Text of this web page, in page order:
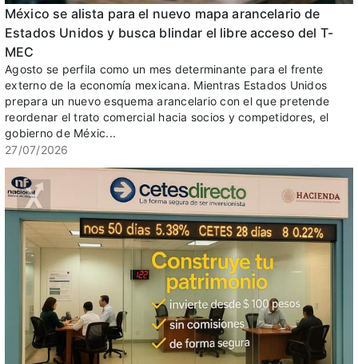
México se alista para el nuevo mapa arancelario de
Estados Unidos y busca blindar el libre acceso del T-
MEC
Agosto se perfila como un mes determinante para el frente
externo de la economía mexicana. Mientras Estados Unidos
prepara un nuevo esquema arancelario con el que pretende
reordenar el trato comercial hacia socios y competidores, el
gobierno de Méxic...
27/07/2026